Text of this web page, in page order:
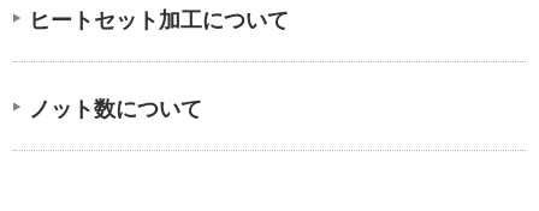
ヒートセット加工について
ノット数について